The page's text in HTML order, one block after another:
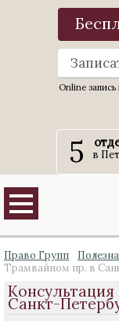
Online
5 в
Право Групп
Трамвайном пр. в
Санкт-